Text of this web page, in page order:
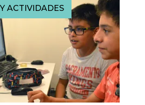
ACTIVIDADES